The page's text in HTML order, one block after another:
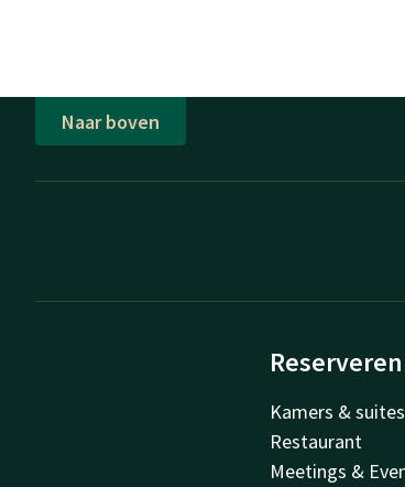
Naar boven
Reserveren
Kamers & suites
Restaurant
Meetings &